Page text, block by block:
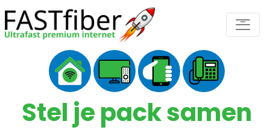
to
content
-
Stel je pack samen